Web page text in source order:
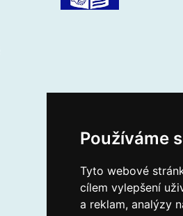
Používáme
Tyto webové
cílem vylepšení
a reklam, analýzy